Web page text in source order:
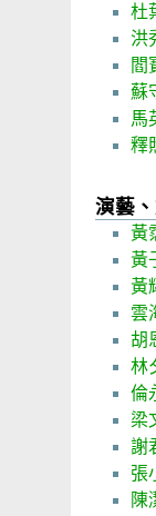
杜
洪
閻
蘇
馬
釋
演藝
黃
黃
黃
雲
胡
林
倫
梁
謝
張
陳